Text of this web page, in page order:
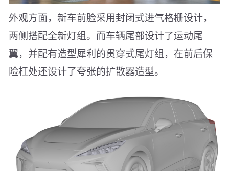
外观方面，新车前脸采用封闭式进气格栅设计，
两侧搭配全新灯组。而车辆尾部设计了运动尾
翼，并配有造型犀利的贯穿式尾灯组，在前后保
险杠处还设计了夸张的扩散器造型。